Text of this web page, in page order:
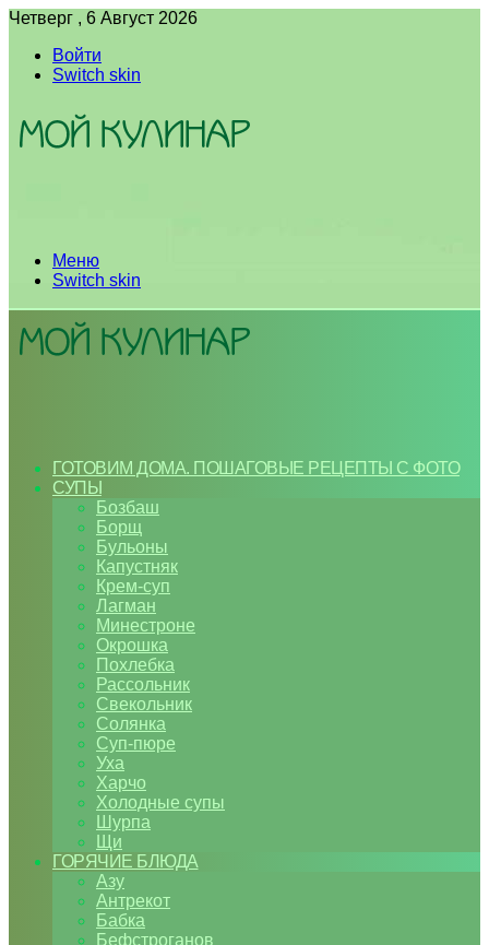
Четверг , 6 Август 2026
Войти
Switch skin
Меню
Switch skin
ГОТОВИМ ДОМА. ПОШАГОВЫЕ РЕЦЕПТЫ С ФОТО
СУПЫ
Бозбаш
Борщ
Бульоны
Капустняк
Крем-суп
Лагман
Минестроне
Окрошка
Похлебка
Рассольник
Свекольник
Солянка
Суп-пюре
Уха
Харчо
Холодные супы
Шурпа
Щи
ГОРЯЧИЕ БЛЮДА
Азу
Антрекот
Бабка
Бефстроганов